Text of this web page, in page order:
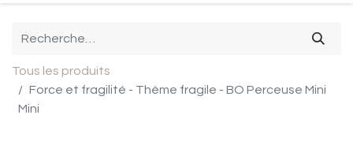
Tous les produits
Force et fragilité - Thème fragile - BO Perceuse Mini
Mini